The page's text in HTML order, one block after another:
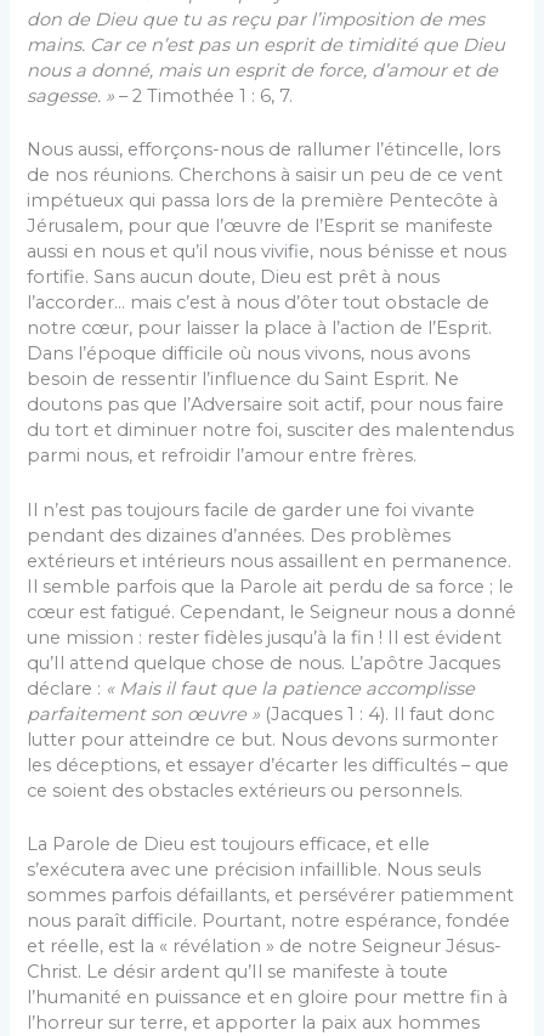
don de Dieu que tu as reçu par l’imposition de mes
mains. Car ce n’est pas un esprit de timidité que Dieu
nous a donné, mais un esprit de force, d’amour et de
sagesse. » – 2 Timothée 1 : 6, 7.
Nous aussi, efforçons-nous de rallumer l’étincelle, lors
de nos réunions. Cherchons à saisir un peu de ce vent
impétueux qui passa lors de la première Pentecôte à
Jérusalem, pour que l’œuvre de l’Esprit se manifeste
aussi en nous et qu’il nous vivifie, nous bénisse et nous
fortifie. Sans aucun doute, Dieu est prêt à nous
l’accorder… mais c’est à nous d’ôter tout obstacle de
notre cœur, pour laisser la place à l’action de l’Esprit.
Dans l’époque difficile où nous vivons, nous avons
besoin de ressentir l’influence du Saint Esprit. Ne
doutons pas que l’Adversaire soit actif, pour nous faire
du tort et diminuer notre foi, susciter des malentendus
parmi nous, et refroidir l’amour entre frères.
Il n’est pas toujours facile de garder une foi vivante
pendant des dizaines d’années. Des problèmes
extérieurs et intérieurs nous assaillent en permanence.
Il semble parfois que la Parole ait perdu de sa force ; le
cœur est fatigué. Cependant, le Seigneur nous a donné
une mission : rester fidèles jusqu’à la fin ! Il est évident
qu’Il attend quelque chose de nous. L’apôtre Jacques
déclare : « Mais il faut que la patience accomplisse
parfaitement son œuvre » (Jacques 1 : 4). Il faut donc
lutter pour atteindre ce but. Nous devons surmonter
les déceptions, et essayer d’écarter les difficultés – que
ce soient des obstacles extérieurs ou personnels.
La Parole de Dieu est toujours efficace, et elle
s’exécutera avec une précision infaillible. Nous seuls
sommes parfois défaillants, et persévérer patiemment
nous paraît difficile. Pourtant, notre espérance, fondée
et réelle, est la « révélation » de notre Seigneur Jésus-
Christ. Le désir ardent qu’Il se manifeste à toute
l’humanité en puissance et en gloire pour mettre fin à
l’horreur sur terre, et apporter la paix aux hommes